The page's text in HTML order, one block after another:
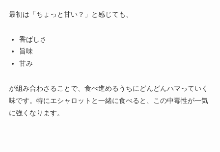
最初は「ちょっと甘い？」と感じても、
香ばしさ
旨味
甘み
が組み合わさることで、食べ進めるうちにどんどんハマっていく
味です。特にエシャロットと一緒に食べると、この中毒性が一気
に強くなります。